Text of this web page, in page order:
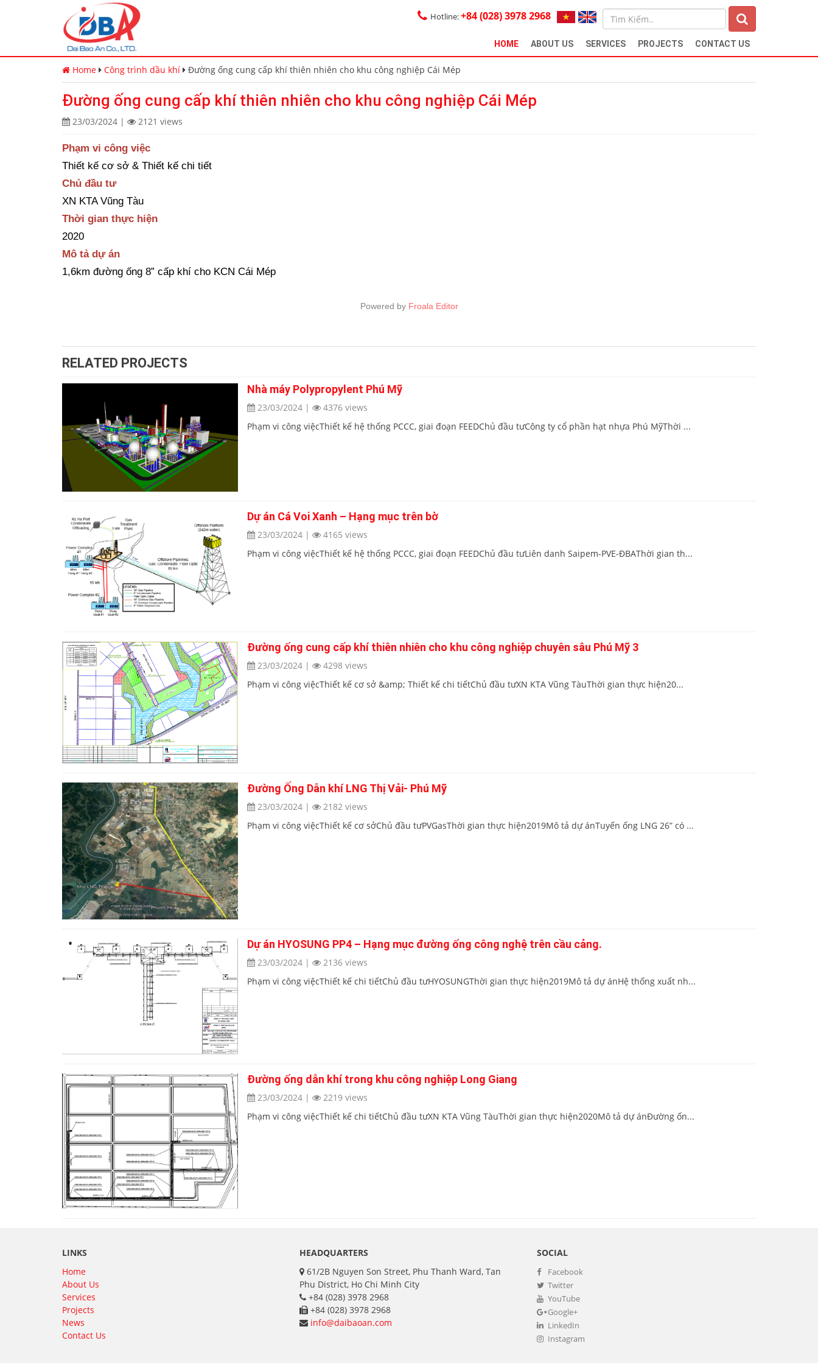
Hotline:+84 (028) 3978 2968
HOME ABOUT US SERVICES PROJECTS CONTACT US
Home Công trình dầu khí Đường ống cung cấp khí thiên nhiên cho khu công nghiệp Cái Mép
Đường ống cung cấp khí thiên nhiên cho khu công nghiệp Cái Mép
23/03/2024 | 2121 views
Phạm vi công việc
Thiết kế cơ sở & Thiết kế chi tiết
Chủ đầu tư
XN KTA Vũng Tàu
Thời gian thực hiện
2020
Mô tả dự án
1,6km đường ống 8” cấp khí cho KCN Cái Mép
Powered by Froala Editor
RELATED PROJECTS
Nhà máy Polypropylent Phú Mỹ
23/03/2024 |
4376 views
Phạm vi công việcThiết kế hệ thống PCCC, giai đoạn FEEDChủ đầu tưCông ty cổ phần hạt nhựa Phú MỹThời ...
Dự án Cá Voi Xanh – Hạng mục trên bờ
23/03/2024 |
4165 views
Phạm vi công việcThiết kế hệ thống PCCC, giai đoạn FEEDChủ đầu tưLiên danh Saipem-PVE-ĐBAThời gian th...
Đường ống cung cấp khí thiên nhiên cho khu công nghiệp chuyên sâu Phú Mỹ 3
23/03/2024 |
4298 views
Phạm vi công việcThiết kế cơ sở &amp; Thiết kế chi tiếtChủ đầu tưXN KTA Vũng TàuThời gian thực hiện20...
Đường Ống Dẫn khí LNG Thị Vải- Phú Mỹ
23/03/2024 |
2182 views
Phạm vi công việcThiết kế cơ sởChủ đầu tưPVGasThời gian thực hiện2019Mô tả dự ánTuyến ống LNG 26” có ...
Dự án HYOSUNG PP4 – Hạng mục đường ống công nghệ trên cầu cảng.
23/03/2024 |
2136 views
Phạm vi công việcThiết kế chi tiếtChủ đầu tưHYOSUNGThời gian thực hiện2019Mô tả dự ánHệ thống xuất nh...
Đường ống dẫn khí trong khu công nghiệp Long Giang
23/03/2024 |
2219 views
Phạm vi công việcThiết kế chi tiếtChủ đầu tưXN KTA Vũng TàuThời gian thực hiện2020Mô tả dự ánĐường ốn...
LINKS
Home
About Us
Services
Projects
News
Contact Us
HEADQUARTERS
61/2B Nguyen Son Street, Phu Thanh Ward, Tan
Phu District, Ho Chi Minh City
+84 (028) 3978 2968
+84 (028) 3978 2968
info@daibaoan.com
SOCIAL
Facebook
Twitter
YouTube
Google+
LinkedIn
Instagram